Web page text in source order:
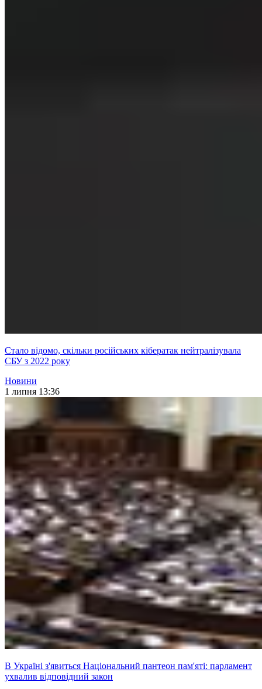
Стало відомо, скільки російських кібератак нейтралізувала
СБУ з 2022 року
Новини
1 липня 13:36
В Україні з'явиться Національний пантеон пам'яті: парламент
ухвалив відповідний закон